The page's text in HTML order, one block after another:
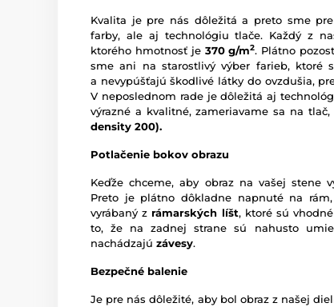
Kvalita je pre nás dôležitá a preto sme
farby, ale aj technológiu tlače. Každý z
ktorého hmotnosť je 370 g/m2. Plátno
sme ani na starostlivý výber farieb, ktoré
a nevypúšťajú škodlivé látky do ovzdušia,
V neposlednom rade je dôležitá aj
výrazné a kvalitné, zameriavame sa na
density 200).
Potlačenie bokov obrazu
Keďže chceme, aby obraz na vašej stene
Preto je plátno dôkladne napnuté na
vyrábaný z rámarských líšt, ktoré sú
to, že na zadnej strane sú nahusto
nachádzajú závesy.
Bezpečné balenie
Je pre nás dôležité, aby bol obraz z našej